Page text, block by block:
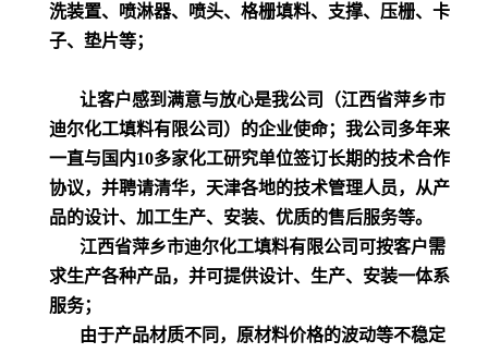
洗装置、喷淋器、喷头、格栅填料、支撑、压栅、卡
子、垫片等；
让客户感到满意与放心是我公司（江西省萍乡市
迪尔化工填料有限公司）的企业使命；我公司多年来
一直与国内10多家化工研究单位签订长期的技术合作
协议，并聘请清华，天津各地的技术管理人员，从产
品的设计、加工生产、安装、优质的售后服务等。
江西省萍乡市迪尔化工填料有限公司可按客户需
求生产各种产品，并可提供设计、生产、安装一体系
服务；
由于产品材质不同，原材料价格的波动等不稳定